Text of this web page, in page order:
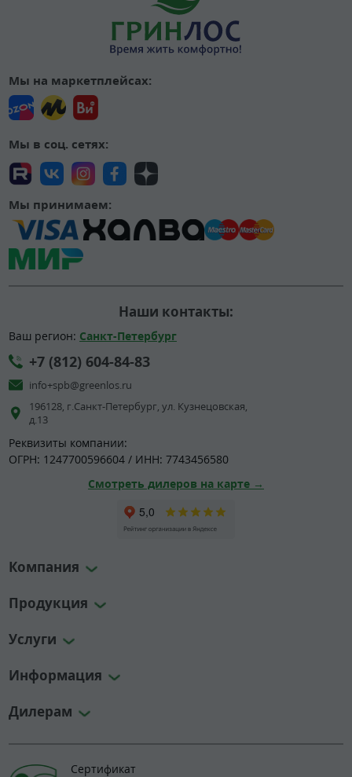
Мы на маркетплейсах:
Мы в соц. сетях:
Мы принимаем:
Наши контакты:
Ваш регион: Санкт-Петербург
+7 (812) 604-84-83
info+spb@greenlos.ru
196128, г.Санкт-Петербург, ул. Кузнецовская,
д.13
Реквизиты компании:
ОГРН: 1247700596604 / ИНН: 7743456580
Смотреть дилеров на карте →
Компания
Продукция
Услуги
Информация
Дилерам
Сертификат